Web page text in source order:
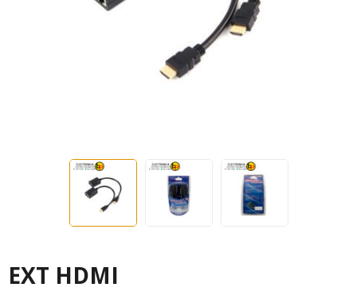
EXT HDMI